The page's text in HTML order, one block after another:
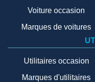
Voiture occasion
Marques de voitures
Utilitaires occasion
Marques d'utilitaires